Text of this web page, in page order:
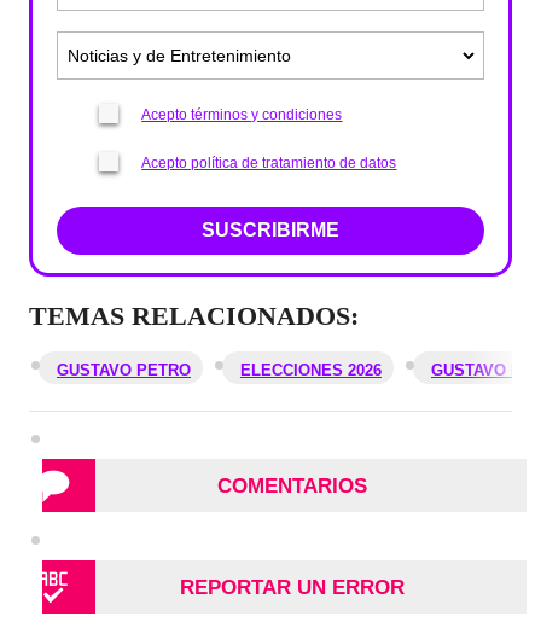
Acepto términos y condiciones
Acepto política de tratamiento de datos
SUSCRIBIRME
TEMAS RELACIONADOS:
GUSTAVO PETRO ELECCIONES 2026 GUSTAVO
COMENTARIOS
REPORTAR UN ERROR